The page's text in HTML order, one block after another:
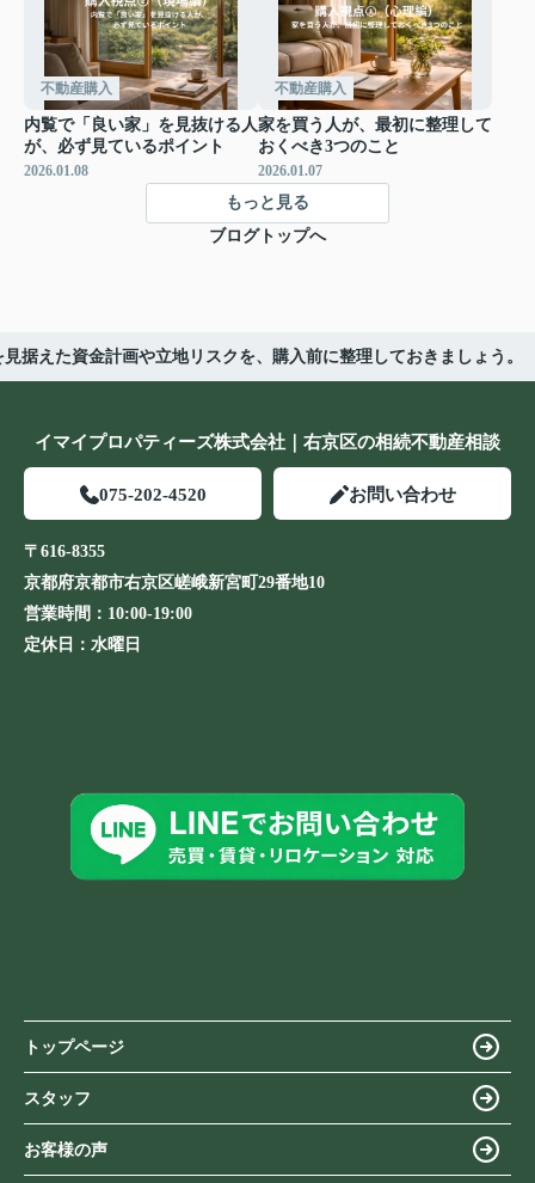
不動産購入
内覧で「良い家」を見抜ける人
が、必ず見ているポイント
2026.01.08
不動産購入
家を買う人が、最初に整理して
おくべき3つのこと
2026.01.07
もっと見る
ブログトップへ
据えた資金計画や立地リスクを、購入前に整理しておきましょう。
イマイプロパティーズ株式会社｜右京区の相続不動産相談
075-202-4520 お問い合わせ
〒616-8355
京都府京都市右京区嵯峨新宮町29番地10
営業時間： 10:00-19:00
定休日： 水曜日
トップページ
スタッフ
お客様の声